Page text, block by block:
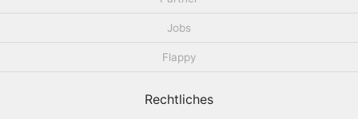
Jobs
Flappy
Rechtliches